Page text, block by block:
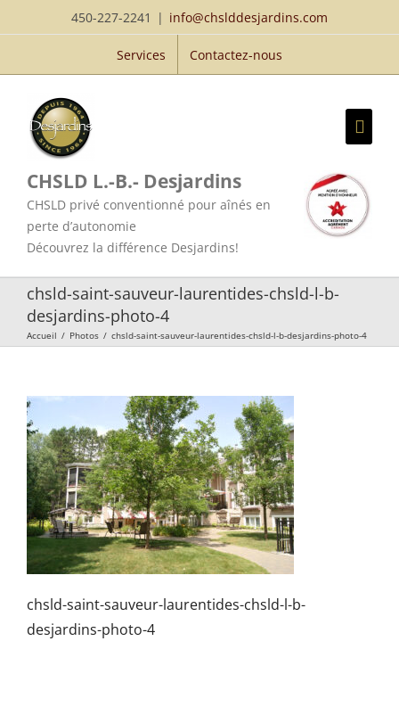
au
450-227-2241 | info@chslddesjardins.com
Services Contactez-nous
CHSLD L.-B.- Desjardins
CHSLD privé conventionné pour aînés en
perte d’autonomie
Découvrez la différence Desjardins!
chsld-saint-sauveur-laurentides-chsld-l-b-
desjardins-photo-4
Accueil / Photos / chsld-saint-sauveur-laurentides-chsld-l-b-desjardins-photo-4
chsld-saint-sauveur-laurentides-chsld-l-b-
desjardins-photo-4